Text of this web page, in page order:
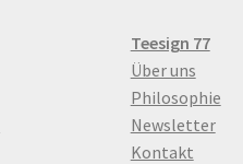
Teesign 77
Über uns
Philosophie
Newsletter
Kontakt